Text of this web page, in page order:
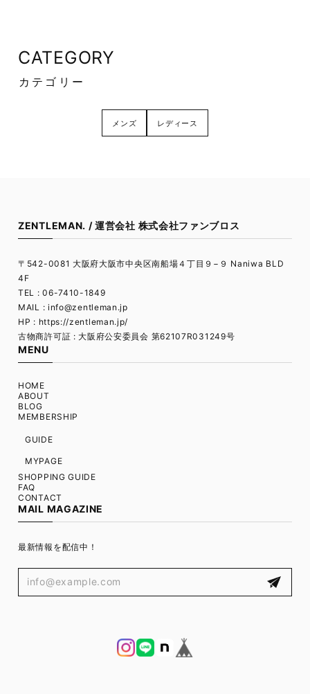
CATEGORY
カテゴリー
メンズ レディース
ZENTLEMAN. / 運営会社 株式会社ファンブロス
〒542-0081 大阪府大阪市中央区南船場４丁目９−９ Naniwa BLD
4F
TEL : 06-7410-1849
MAIL : info@zentleman.jp
HP : https://zentleman.jp/
古物商許可証 : 大阪府公安委員会 第62107R031249号
MENU
HOME
ABOUT
BLOG
MEMBERSHIP
GUIDE
MYPAGE
SHOPPING GUIDE
FAQ
CONTACT
MAIL MAGAZINE
最新情報を配信中！